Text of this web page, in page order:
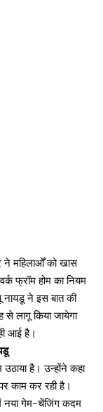
महिलाओँ को खास
फ्रॉम होम का नियम
नायडू ने इस बात की
से लागू किया जायेगा
आई है।
है। उन्होंने कहा
काम कर रही है।
नया गेम-चेंजिंग कदम